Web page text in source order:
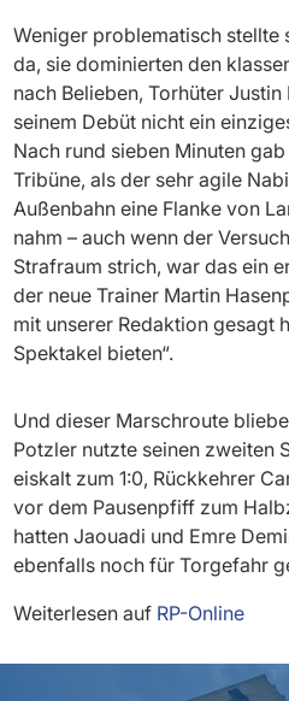
Weniger problematisch stellte
da, sie dominierten den
nach Belieben, Torhüter
seinem Debüt nicht ein
Nach rund sieben Minuten
Tribüne, als der sehr agile
Außenbahn eine Flanke von
nahm – auch wenn der
Strafraum strich, war das ein
der neue Trainer Martin
mit unserer Redaktion gesagt
Spektakel bieten“.
Und dieser Marschroute
Potzler nutzte seinen zweiten
eiskalt zum 1:0, Rückkehrer
vor dem Pausenpfiff zum
hatten Jaouadi und Emre
ebenfalls noch für Torgefahr
Weiterlesen auf RP-Online